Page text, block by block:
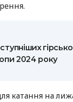
2024 року
катання на